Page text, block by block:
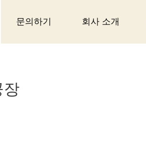
문의하기 회사 소개
장